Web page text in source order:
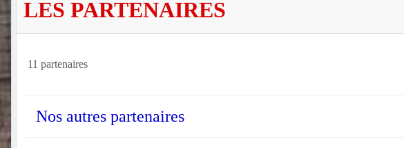
LES PARTENAIRES
11 partenaires
Nos autres partenaires